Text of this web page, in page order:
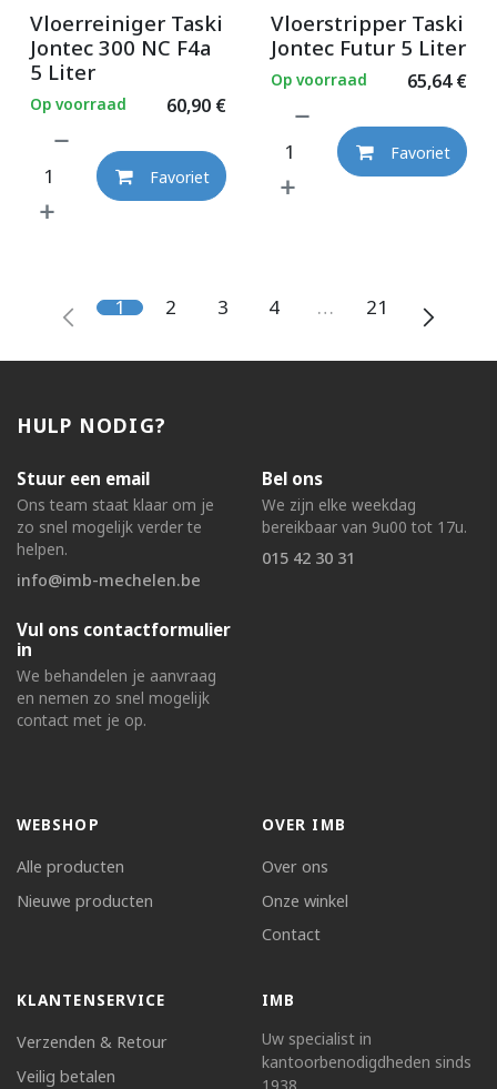
Vloerreiniger Taski
Jontec 300 NC F4a
5 Liter
60,90€
Op voorraad
Favoriet
Vloerstripper Taski
Jontec Futur 5 Liter
65,64€
Op voorraad
Favoriet
1 2 3 4 … 21
HULP NODIG?
Stuur een email
Ons team staat klaar om je
zo snel mogelijk verder te
helpen.
info@imb-mechelen.be
Bel ons
We zijn elke weekdag
bereikbaar van 9u00 tot 17u.
015 42 30 31
Vul ons contactformulier
in
We behandelen je aanvraag
en nemen zo snel mogelijk
contact met je op.
WEBSHOP
Alle producten
Nieuwe producten
OVER IMB
Over ons
Onze winkel
Contact
KLANTENSERVICE
Verzenden & Retour
Veilig betalen
IMB
Uw specialist in
kantoorbenodigdheden sinds